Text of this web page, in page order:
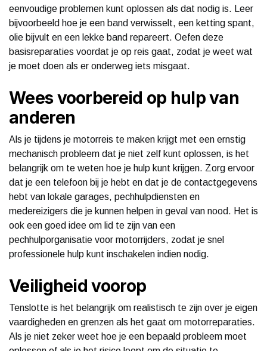
eenvoudige problemen kunt oplossen als dat nodig is. Leer
bijvoorbeeld hoe je een band verwisselt, een ketting spant,
olie bijvult en een lekke band repareert. Oefen deze
basisreparaties voordat je op reis gaat, zodat je weet wat
je moet doen als er onderweg iets misgaat.
Wees voorbereid op hulp van
anderen
Als je tijdens je motorreis te maken krijgt met een ernstig
mechanisch probleem dat je niet zelf kunt oplossen, is het
belangrijk om te weten hoe je hulp kunt krijgen. Zorg ervoor
dat je een telefoon bij je hebt en dat je de contactgegevens
hebt van lokale garages, pechhulpdiensten en
medereizigers die je kunnen helpen in geval van nood. Het is
ook een goed idee om lid te zijn van een
pechhulporganisatie voor motorrijders, zodat je snel
professionele hulp kunt inschakelen indien nodig.
Veiligheid voorop
Tenslotte is het belangrijk om realistisch te zijn over je eigen
vaardigheden en grenzen als het gaat om motorreparaties.
Als je niet zeker weet hoe je een bepaald probleem moet